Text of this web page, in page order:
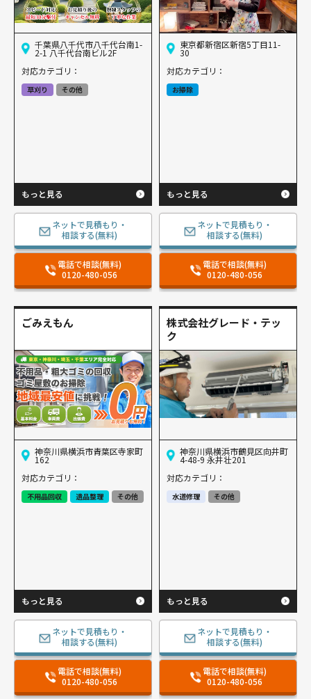
千葉県八千代市八千代台南1-
2-1 八千代台南ビル2F
対応カテゴリ：
草刈り その他
もっと見る
ネットで見積もり・
相談する(無料)
電話で相談(無料)
0120-480-056
東京都新宿区新宿5丁目11-
30
対応カテゴリ：
お掃除
もっと見る
ネットで見積もり・
相談する(無料)
電話で相談(無料)
0120-480-056
ごみえもん
神奈川県横浜市青葉区寺家町
162
対応カテゴリ：
不用品回収 遺品整理 その他
もっと見る
ネットで見積もり・
相談する(無料)
電話で相談(無料)
0120-480-056
株式会社グレード・テッ
ク
神奈川県横浜市鶴見区向井町
4-48-9 永井壮201
対応カテゴリ：
水道修理 その他
もっと見る
ネットで見積もり・
相談する(無料)
電話で相談(無料)
0120-480-056